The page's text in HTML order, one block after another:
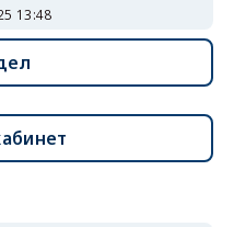
13:48